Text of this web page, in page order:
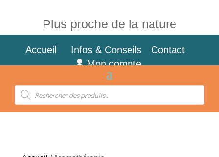
Plus proche de la nature
Accueil Infos & Conseils
Contact
Mon compte
Recherche
produits